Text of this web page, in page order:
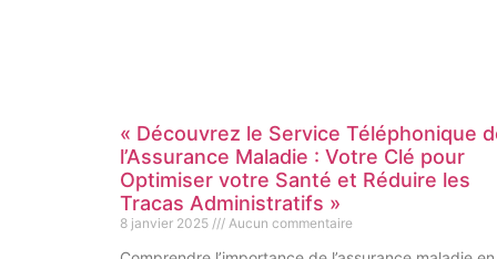
« Découvrez le Service Téléphonique
l’Assurance Maladie : Votre Clé pour
Optimiser votre Santé et Réduire les
Tracas Administratifs »
8 janvier 2025 Aucun commentaire